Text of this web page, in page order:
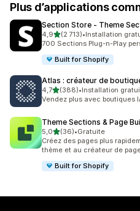
Plus d’applications
Section Store ‑ Theme
4,9étoile(s) sur 5
(2 713)
2713 avis au total
•Installation
700 Sections Plug-n-Play
Built for Shopify
Atlas : créateur de
4,7étoile(s) sur 5
(388)
388 avis au total
•Installation
Vendez plus avec boutiques
Theme Sections & Page
5,0étoile(s) sur 5
(36)
36 avis au total
•Gratuite
Créez des pages plus
thème et au créateur de
Built for Shopify